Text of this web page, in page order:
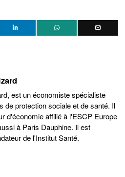
est un économiste spécialiste
de protection sociale et de santé. Il
d'économie affilié à l'ESCP Europe
à Paris Dauphine. Il est
de l'Institut Santé.